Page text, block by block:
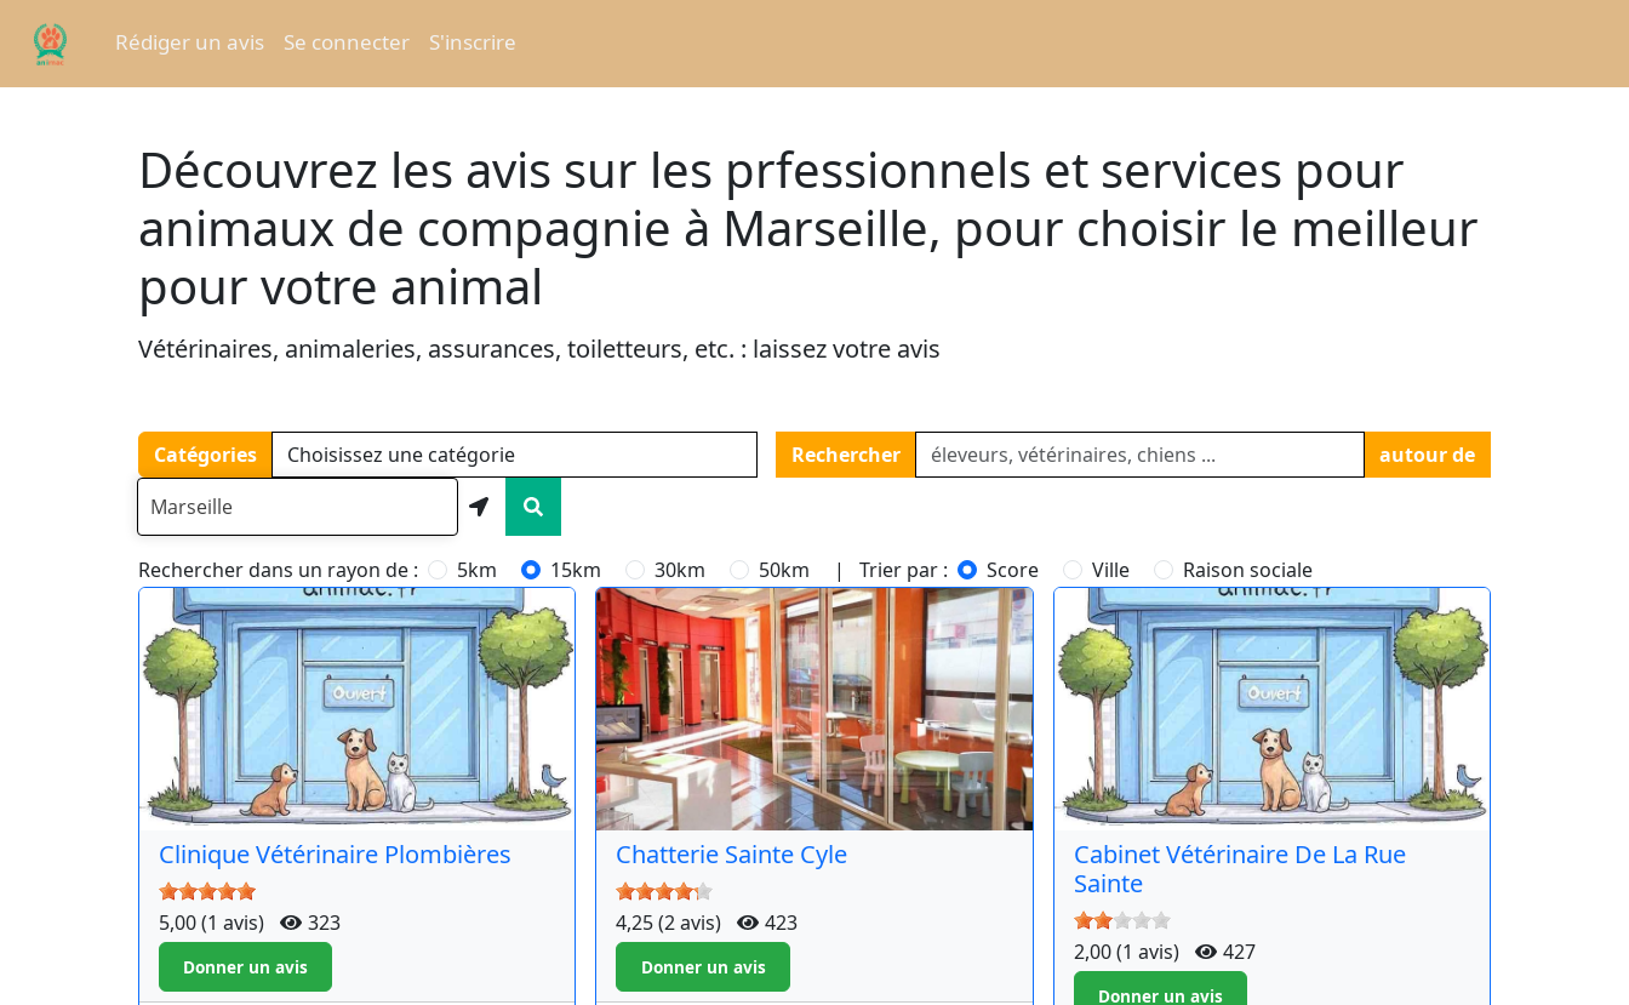
Rédiger un avis Se connecter S'inscrire
Découvrez les avis sur les prfessionnels et services pour
animaux de compagnie à Marseille, pour choisir le meilleur
pour votre animal
Vétérinaires, animaleries, assurances, toiletteurs, etc. : laissez votre avis
Catégories Rechercher autour de
Rechercher dans un rayon de : 5km 15km 30km 50km | Trier par : Score Ville Raison sociale
Clinique Vétérinaire Plombières
5,00 (1 avis) 323
Chatterie Sainte Cyle
4,25 (2 avis) 423
Cabinet Vétérinaire De La Rue
Sainte
2,00 (1 avis) 427